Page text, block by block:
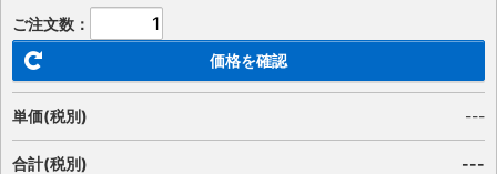
ご注文数：
価格を確認
単価(税別) ---
合計(税別)
---